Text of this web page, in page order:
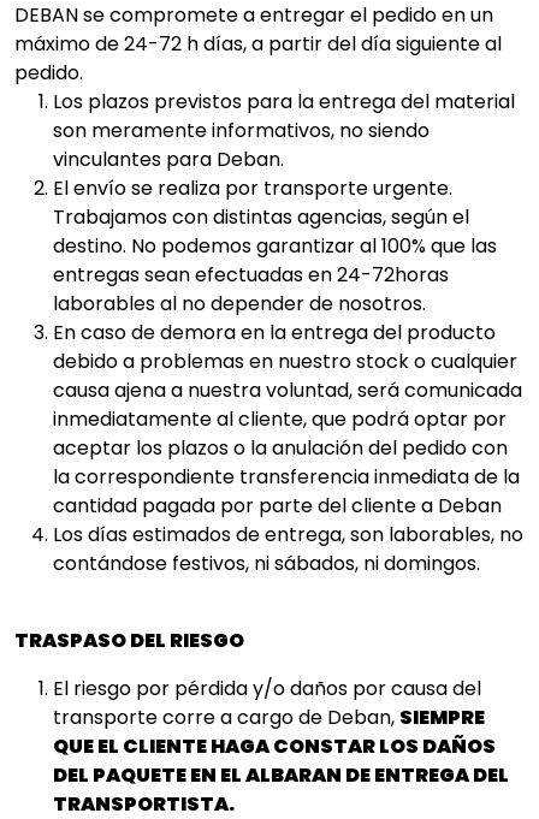
DEBAN se compromete a entregar el pedido en un
máximo de 24-72 h días, a partir del día siguiente al
pedido.
Los plazos previstos para la entrega del material
son meramente informativos, no siendo
vinculantes para Deban.
El envío se realiza por transporte urgente.
Trabajamos con distintas agencias, según el
destino. No podemos garantizar al 100% que las
entregas sean efectuadas en 24-72horas
laborables al no depender de nosotros.
En caso de demora en la entrega del producto
debido a problemas en nuestro stock o cualquier
causa ajena a nuestra voluntad, será comunicada
inmediatamente al cliente, que podrá optar por
aceptar los plazos o la anulación del pedido con
la correspondiente transferencia inmediata de la
cantidad pagada por parte del cliente a Deban
Los días estimados de entrega, son laborables, no
contándose festivos, ni sábados, ni domingos.
TRASPASO DEL RIESGO
El riesgo por pérdida y/o daños por causa del
transporte corre a cargo de Deban, SIEMPRE
QUE EL CLIENTE HAGA CONSTAR LOS DAÑOS
DEL PAQUETE EN EL ALBARAN DE ENTREGA DEL
TRANSPORTISTA.